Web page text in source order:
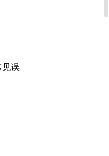
见误